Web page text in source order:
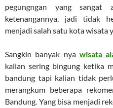
pegungngan yang sangat
ketenangannya, jadi tidak
menjadi salah satu kota wisata
Sangkin banyak nya wisata
kalian sering bingung ketika
bandung tapi kalian tidak
merangkum beberapa
Bandung. Yang bisa menjadi